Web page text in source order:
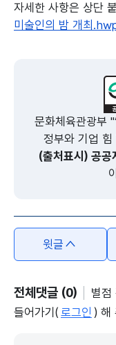
자세한 사항은 상단
미술인의 밤 개최
문화체육관광부
정부와 기업
(출처표시) 공공
윗글
전체댓글 (0)
별점
들어가기( 로그인 ) 해